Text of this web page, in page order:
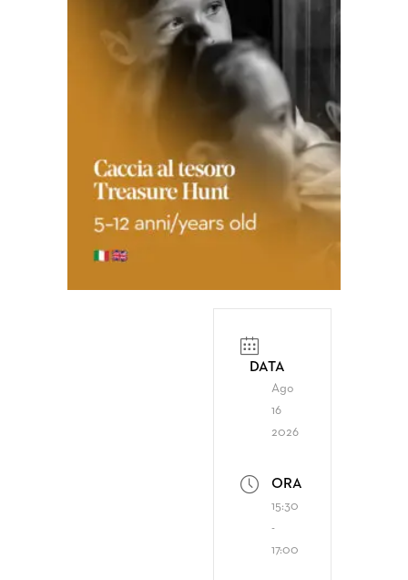
DATA
Ago
16
2026
ORA
15:30
-
17:00